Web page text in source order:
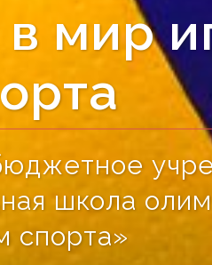
мир
школа
спорта»